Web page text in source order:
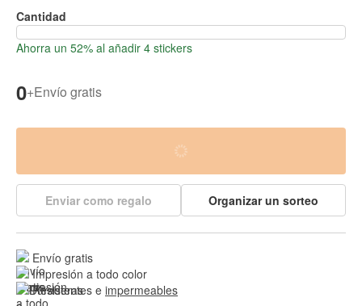
Cantidad
Ahorra un 52% al añadir 4 stickers
0+Envío gratis
Enviar como regalo Organizar un sorteo
Envío gratis
Impresión a todo color
Resistentes e impermeables